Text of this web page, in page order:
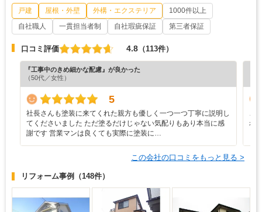
戸建 屋根・外壁 外構・エクステリア
1000件以上
自社職人
一貫担当者制 自社瑕疵保証 第三者保証
口コミ評価 4.8 （113件）
『工事中のきめ細かな配慮』が良かった
（50代／女性）
5
社長さんも塗装に来てくれた親方も優しく一つ一つ丁寧に説明し
てくださいました ただ塗るだけじゃない気配りもあり本当に感
謝です 営業マンは良くても実際に塗装に…
こ
れ
この会社の口コミをもっと見る >
リフォーム事例 （148件）